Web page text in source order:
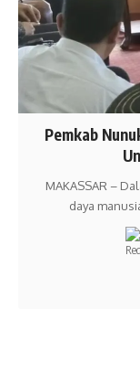
Pemkab
MAKASSAR –
daya